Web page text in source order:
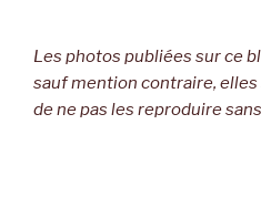
Les photos publiées sur ce
sauf mention contraire,
de ne pas les reproduire